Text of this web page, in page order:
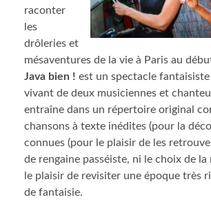
raconter
les
drôleries et
mésaventures de la vie à Paris au
Java bien ! est un spectacle
vivant de deux musiciennes et
entraîne dans un répertoire original
chansons à texte inédites (pour la
connues (pour le plaisir de les
de rengaine passéiste, ni le choix de la
le plaisir de revisiter une époque très
de fantaisie.